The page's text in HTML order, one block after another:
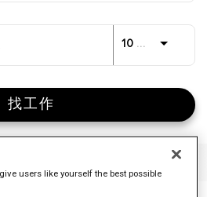
10 公里
找工作
users like yourself the best possible